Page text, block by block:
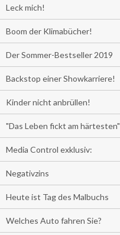
Leck mich!
Boom der Klimabücher!
Der Sommer-Bestseller 2019
Backstop einer Showkarriere!
Kinder nicht anbrüllen!
"Das Leben fickt am härtesten"
Media Control exklusiv:
Negativzins
Heute ist Tag des Malbuchs
Welches Auto fahren Sie?